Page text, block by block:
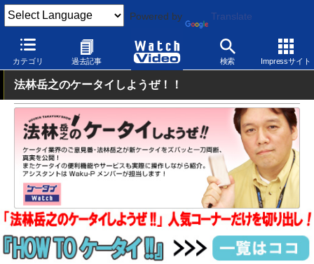
Powered by Translate
カテゴリ 過去記事 検索 Impressサイト
Watch Video モバイル スマートフォン Android
法林岳之のケータイしようぜ！！